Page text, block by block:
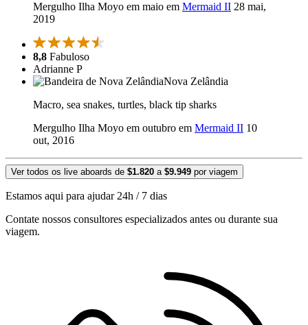
Mergulho Ilha Moyo em maio em Mermaid II 28 mai,
2019
8,8 Fabuloso
Adrianne P
Nova Zelândia
Macro, sea snakes, turtles, black tip sharks
Mergulho Ilha Moyo em outubro em Mermaid II 10
out, 2016
Ver todos os live aboards de $1.820 a $9.949 por viagem
Estamos aqui para ajudar 24h / 7 dias
Contate nossos consultores especializados antes ou durante sua
viagem.